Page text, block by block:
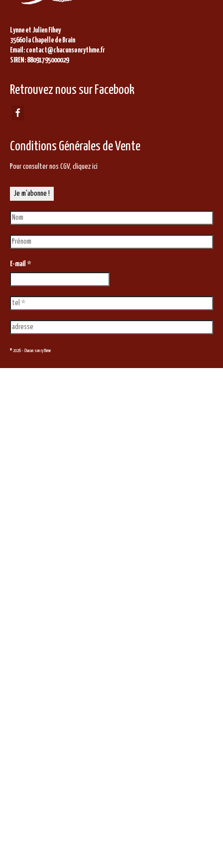
Lynne et Julien Fihey
35660 la Chapelle de Brain
Email: contact@chacunsonrythme.fr
SIREN: 88091795000029
Retrouvez nous sur Facebook
Conditions Générales de Vente
Pour consulter nos CGV, cliquez ici
E-mail *
© 2026 - Chacun son rythme